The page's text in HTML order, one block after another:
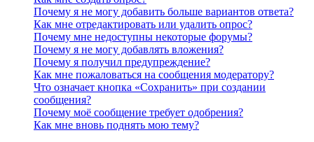
Почему я не могу добавить больше вариантов ответа?
Как мне отредактировать или удалить опрос?
Почему мне недоступны некоторые форумы?
Почему я не могу добавлять вложения?
Почему я получил предупреждение?
Как мне пожаловаться на сообщения модератору?
Что означает кнопка «Сохранить» при создании
сообщения?
Почему моё сообщение требует одобрения?
Как мне вновь поднять мою тему?